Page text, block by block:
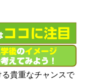
る貴重なチャンスで